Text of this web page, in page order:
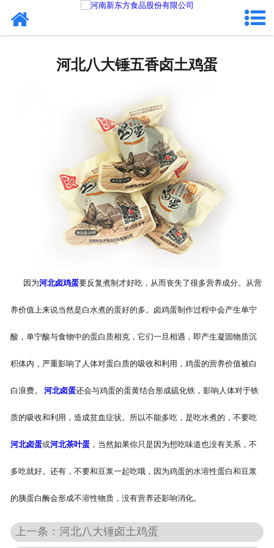
河北熟食品
河北调味品
河北鸡蛋壳粉
河北新东方食品
河北食品代加工
- 河北蜜汁味卤蛋
- 河北茶香味卤蛋
河北八大锤五香卤土鸡蛋
因为河北卤鸡蛋要反复煮制才好吃，从而丧失了很多营养成分。从营
养价值上来说当然是白水煮的蛋好的多。卤鸡蛋制作过程中会产生单宁
酸，单宁酸与食物中的蛋白质相克，它们一旦相遇，即产生凝固物质沉
积体内，严重影响了人体对蛋白质的吸收和利用，鸡蛋的营养价值被白
白浪费。 河北卤蛋还会与鸡蛋的蛋黄结合形成硫化铁，影响人体对于铁
质的吸收和利用，造成贫血症状。所以不能多吃，是吃水煮的，不要吃
河北卤蛋或河北茶叶蛋，当然如果你只是因为想吃味道也没有关系，不
多吃就好。还有，不要和豆浆一起吃哦，因为鸡蛋的水溶性蛋白和豆浆
的胰蛋白酶会形成不溶性物质，没有营养还影响消化。
上一条：河北八大锤卤土鸡蛋